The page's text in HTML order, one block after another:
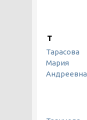
Т
Тарасова
Мария
Андреевна